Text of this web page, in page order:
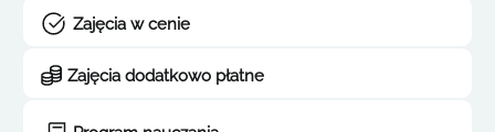
Zajęcia w cenie
Zajęcia dodatkowo płatne